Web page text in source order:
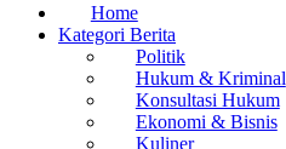
Home
Kategori Berita
Politik
Hukum & Kriminal
Konsultasi Hukum
Ekonomi & Bisnis
Kuliner